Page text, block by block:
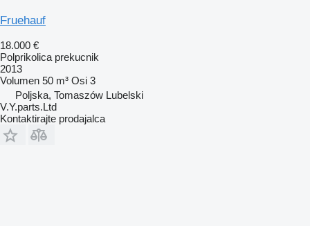
Fruehauf
18.000 €
Polprikolica prekucnik
2013
Volumen 50 m³ Osi 3
Poljska, Tomaszów Lubelski
V.Y.parts.Ltd
Kontaktirajte prodajalca